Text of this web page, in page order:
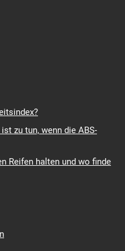
zu tun, wenn die ABS-
Reifen halten und wo finde